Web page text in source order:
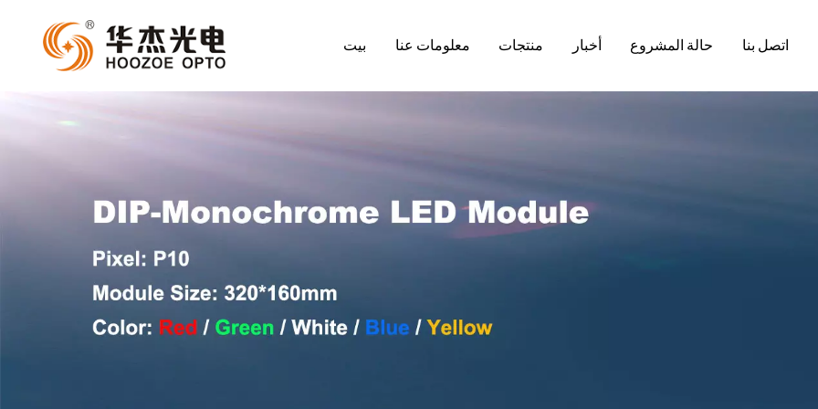
بيت معلومات عنا منتجات أخبار حالة المشروع اتصل بنا